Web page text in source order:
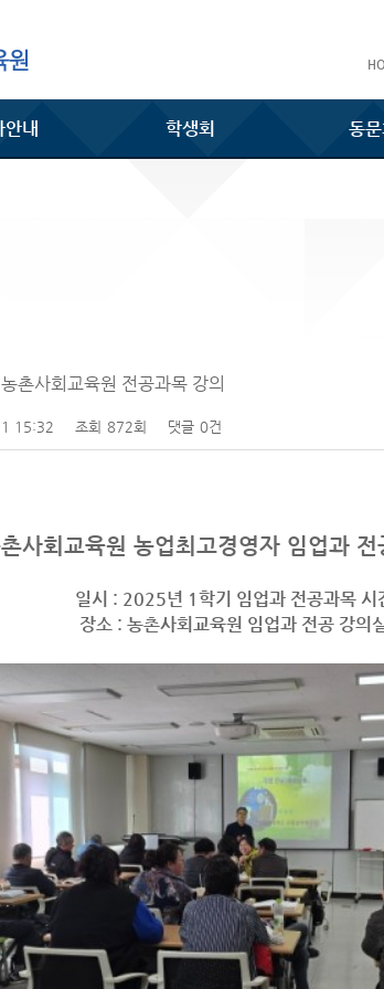
내 학생회 동문
촌사회교육원 전공과목 강의
15:32 조회 872회 댓글 0건
사회교육원 농업최고경영자 임업과 전
일시 : 2025년 1학기 임업과 전공과목 시
장소 : 농촌사회교육원 임업과 전공 강의